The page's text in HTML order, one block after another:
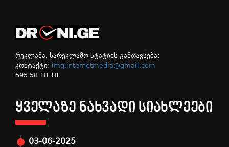
რეკლამა, სარეკლამო სტატიის განთავსება:
კონტაქტი: img.internetmedia@gmail.com
595 58 18 18
ᲧᲕᲔᲚᲐᲖᲔ ᲜᲐᲮᲕᲐᲓᲘ ᲡᲘᲐᲮᲚᲔᲔᲑᲘ
03-06-2025